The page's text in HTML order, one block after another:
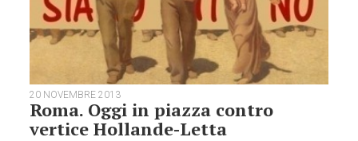
20 NOVEMBRE 2013
Roma. Oggi in piazza contro
vertice Hollande-Letta